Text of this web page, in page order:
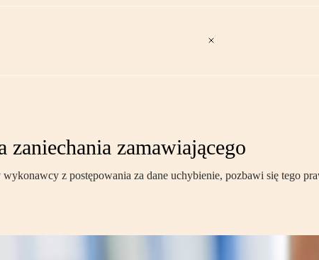
zaniechania zamawiającego
z postępowania za dane uchybienie, pozbawi się tego